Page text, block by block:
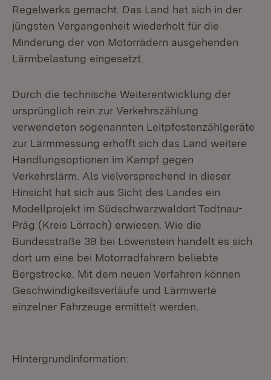
Regelwerks gemacht. Das Land hat sich in der
jüngsten Vergangenheit wiederholt für die
Minderung der von Motorrädern ausgehenden
Lärmbelastung eingesetzt.
Durch die technische Weiterentwicklung der
ursprünglich rein zur Verkehrszählung
verwendeten sogenannten Leitpfostenzählgeräte
zur Lärmmessung erhofft sich das Land weitere
Handlungsoptionen im Kampf gegen
Verkehrslärm. Als vielversprechend in dieser
Hinsicht hat sich aus Sicht des Landes ein
Modellprojekt im Südschwarzwaldort Todtnau-
Präg (Kreis Lörrach) erwiesen. Wie die
Bundesstraße 39 bei Löwenstein handelt es sich
dort um eine bei Motorradfahrern beliebte
Bergstrecke. Mit dem neuen Verfahren können
Geschwindigkeitsverläufe und Lärmwerte
einzelner Fahrzeuge ermittelt werden.
Hintergrundinformation: